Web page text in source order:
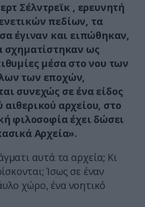
Σέλντρεϊκ , ερευνητή
πεδίων, τα
έγιναν και ειπώθηκαν,
σχηματίστηκαν ως
μέσα στο νου των
των εποχών,
συνεχώς σε ένα είδος
αρχείου, στο
φιλοσοφία έχει δώσει
Aρχεία».
αυτά τα αρχεία; Kι
Ίσως σε έναν
χώρο, ένα νοητικό